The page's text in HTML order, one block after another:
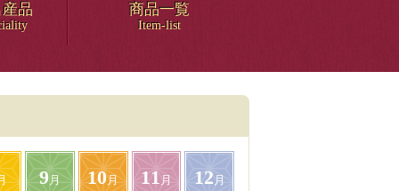
品 商品一覧
Item-list
9月 10月 11 月 12 月